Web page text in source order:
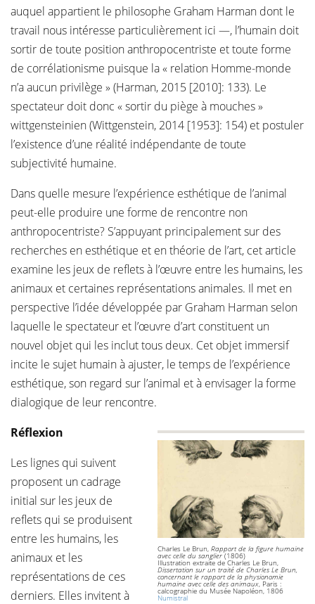
auquel appartient le philosophe Graham Harman dont le
travail nous intéresse particulièrement ici —, l’humain doit
sortir de toute position anthropocentriste et toute forme
de corrélationisme puisque la « relation Homme-monde
n’a aucun privilège » (Harman, 2015 [2010]: 133). Le
spectateur doit donc « sortir du piège à mouches »
wittgensteinien (Wittgenstein, 2014 [1953]: 154) et postuler
l’existence d’une réalité indépendante de toute
subjectivité humaine.
Dans quelle mesure l’expérience esthétique de l’animal
peut-elle produire une forme de rencontre non
anthropocentriste? S’appuyant principalement sur des
recherches en esthétique et en théorie de l’art, cet article
examine les jeux de reflets à l’œuvre entre les humains, les
animaux et certaines représentations animales. Il met en
perspective l’idée développée par Graham Harman selon
laquelle le spectateur et l’œuvre d’art constituent un
nouvel objet qui les inclut tous deux. Cet objet immersif
incite le sujet humain à ajuster, le temps de l’expérience
esthétique, son regard sur l’animal et à envisager la forme
dialogique de leur rencontre.
Charles Le Brun, Rapport de la figure humaine
avec celle du sanglier(1806)
Illustration extraite de Charles Le Brun,
Dissertation sur un traité de Charles Le Brun,
concernant le rapport de la physionomie
humaine avec celle des animaux, Paris :
calcographie du Musée Napoléon, 1806
Numistral
Réflexion
Les lignes qui suivent
proposent un cadrage
initial sur les jeux de
reflets qui se produisent
entre les humains, les
animaux et les
représentations de ces
derniers. Elles invitent à